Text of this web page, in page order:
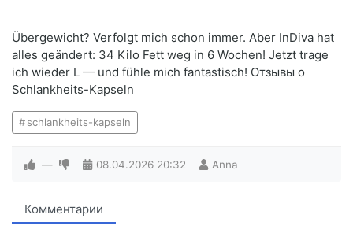
Übergewicht? Verfolgt mich schon immer. Aber InDiva hat
alles geändert: 34 Kilo Fett weg in 6 Wochen! Jetzt trage
ich wieder L — und fühle mich fantastisch! Отзывы о
Schlankheits-Kapseln
schlankheits-kapseln
— 08.04.2026 20:32 Anna
Комментарии